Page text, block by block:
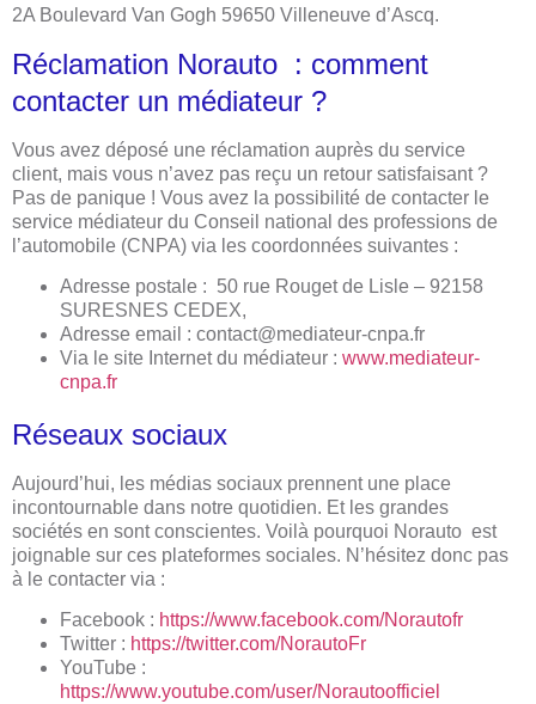
2A Boulevard Van Gogh 59650 Villeneuve d’Ascq.
Réclamation Norauto : comment
contacter un médiateur ?
Vous avez déposé une réclamation auprès du service
client, mais vous n’avez pas reçu un retour satisfaisant ?
Pas de panique ! Vous avez la possibilité de contacter le
service médiateur du Conseil national des professions de
l’automobile (CNPA) via les coordonnées suivantes :
Adresse postale : 50 rue Rouget de Lisle – 92158
SURESNES CEDEX,
Adresse email : contact@mediateur-cnpa.fr
Via le site Internet du médiateur : www.mediateur-
cnpa.fr
Réseaux sociaux
Aujourd’hui, les médias sociaux prennent une place
incontournable dans notre quotidien. Et les grandes
sociétés en sont conscientes. Voilà pourquoi Norauto est
joignable sur ces plateformes sociales. N’hésitez donc pas
à le contacter via :
Facebook : https://www.facebook.com/Norautofr
Twitter : https://twitter.com/NorautoFr
YouTube :
https://www.youtube.com/user/Norautoofficiel